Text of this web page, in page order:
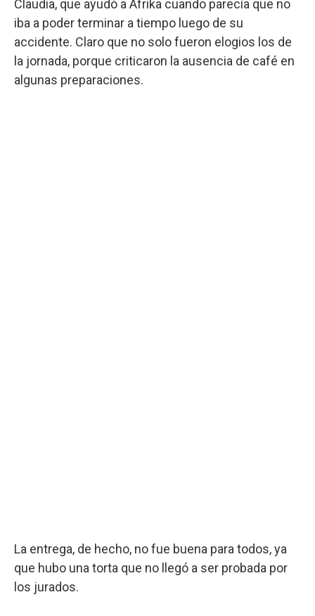
Claudia, que ayudó a Afrika cuando parecía que no
iba a poder terminar a tiempo luego de su
accidente. Claro que no solo fueron elogios los de
la jornada, porque criticaron la ausencia de café en
algunas preparaciones.
La entrega, de hecho, no fue buena para todos, ya
que hubo una torta que no llegó a ser probada por
los jurados.